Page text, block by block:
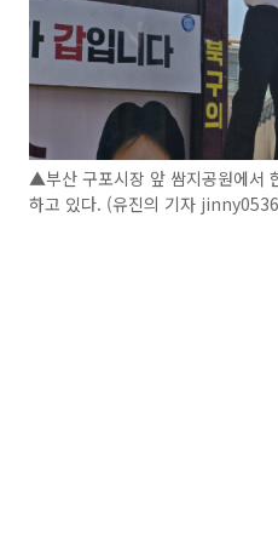
▲부산 구포시장 앞 쌈지공원에서
하고 있다. (유진의 기자